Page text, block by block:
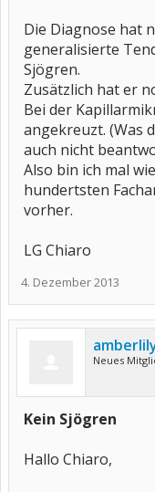
Die Diagnose hat
generalisierte
Sjögren.
Zusätzlich hat er
Bei der
angekreuzt. (Was
auch nicht
Also bin ich mal
hundertsten
vorher.
LG Chiaro
4. Dezember 2013
Neues
Kein Sjögren
Hallo Chiaro,